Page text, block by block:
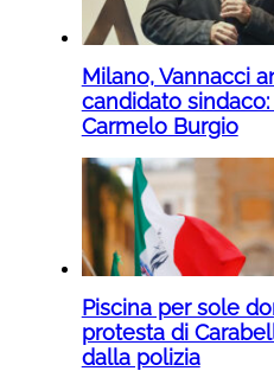
Milano, Vannacci
candidato
Carmelo Burgio
Piscina per sole
protesta di
dalla polizia